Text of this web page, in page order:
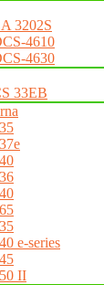
3202S
4610
4630
33EB
e-series
II